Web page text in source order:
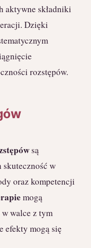
aktywne składniki
Dzięki
rozstępów.
są
w
oraz kompetencji
mogą
walce z tym
efekty mogą się